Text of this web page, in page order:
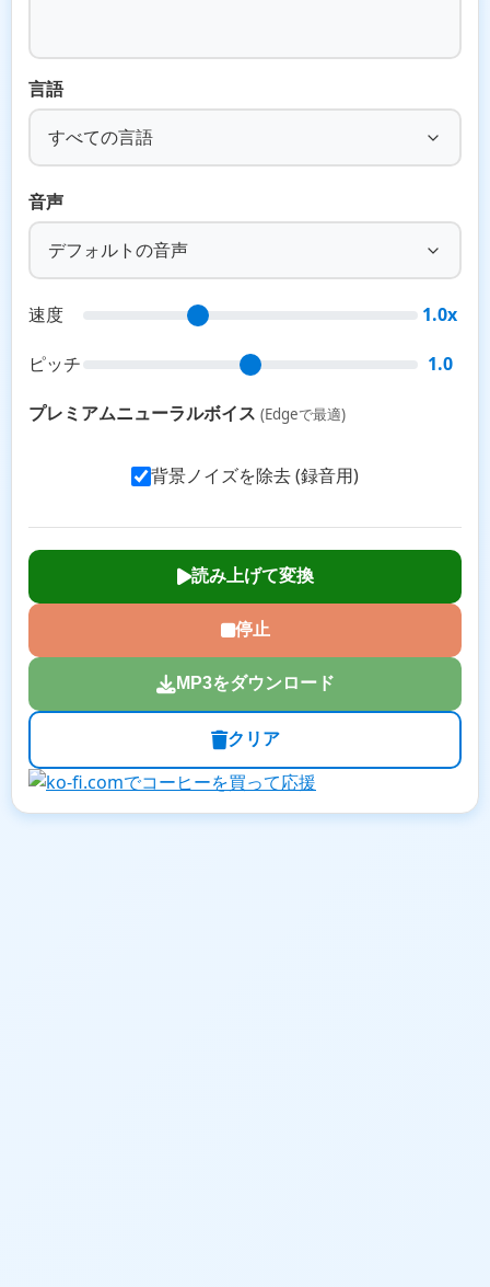
言語
すべての言語
音声
デフォルトの音声
速度 1.0x
ピッチ 1.0
プレミアムニューラルボイス (Edgeで最適)
背景ノイズを除去 (録音用)
読み上げて変換
停止
MP3をダウンロード
クリア